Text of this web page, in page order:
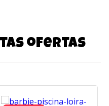
ofertas